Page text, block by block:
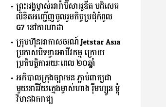
ព្រះអង្គម្ចាស់អារ៉ាប៊ីសាអូឌីត បដិសេធ
លិខិតអញ្ជើញចូលរួមកិច្ចប្រជុំកំពូល
G7 នៅកាណាដា
ក្រុមហ៊ុនអាកាសចរណ៍ Jetstar Asia
ប្រកាសបិទទ្វារអាជីវកម្ម ក្រោយ
ប្រតិបត្តិការរយៈពេល ២០ឆ្នាំ
អភិបាលក្រុងច្បារមន ភ្ជាប់ពាក្យជា
មួយនារីវ័យក្មេងម្ចាស់ហាង រ៉ីមហ្សូន ម្តុំ
វិមានឯករាជ្យ